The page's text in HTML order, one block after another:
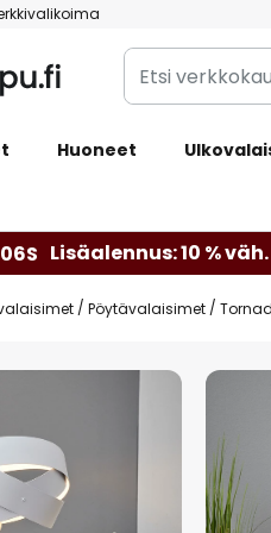
Etsi
verkkokaupan
Huoneet
Lisäalennus: 10 %
Pöytävalaisimet